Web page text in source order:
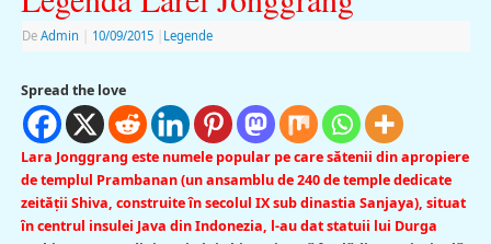
De Admin 10/09/2015 Legende
Spread the love
Lara Jonggrang este numele popular pe care sătenii din apropiere
de templul Prambanan (un ansamblu de 240 de temple dedicate
zeităţii Shiva, construite în secolul IX sub dinastia Sanjaya), situat
în centrul insulei Java din Indonezia, l-au dat statuii lui Durga